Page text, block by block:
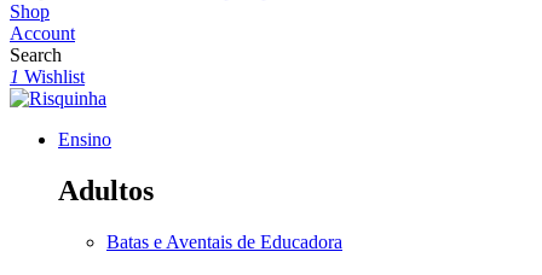
Shop
Account
Search
1 Wishlist
Ensino
Adultos
Batas e Aventais de Educadora